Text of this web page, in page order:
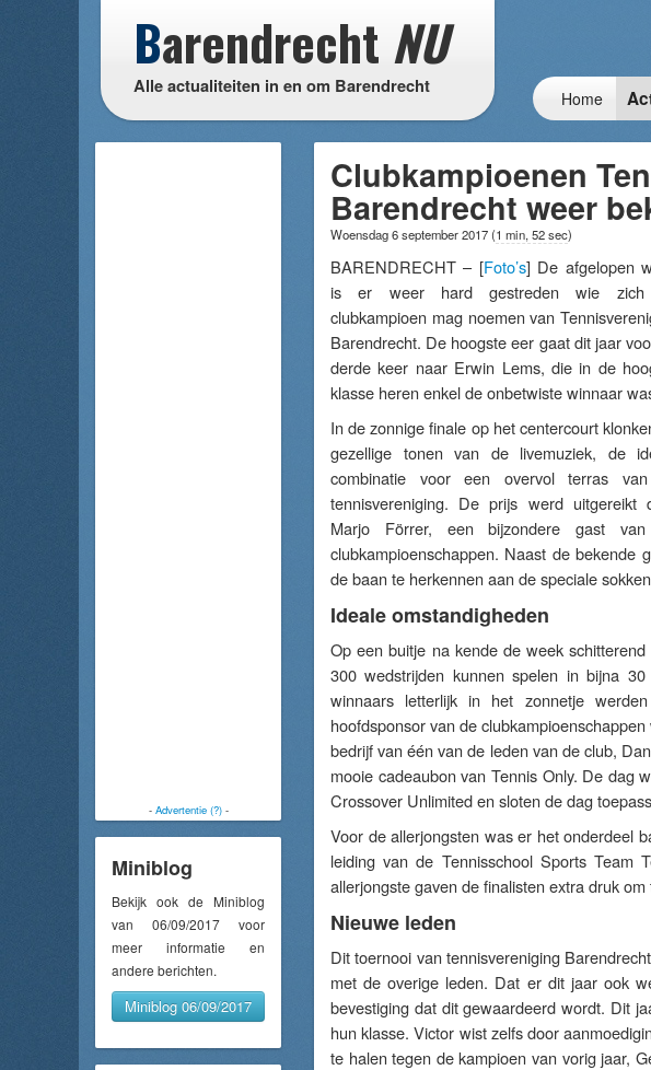
Barendrecht NU
Alle actualiteiten in en om Barendrecht
Home
- Advertentie (?)-
Miniblog
Bekijk ook de Miniblog
van 06/09/2017 voor
meer informatie en
andere berichten.
Miniblog 06/09/2017
Clubkampioenen
Barendrecht weer
Woensdag 6 september 2017(1 min, 52 sec)
BARENDRECHT – [Foto’s] De afgelopen
is er weer hard gestreden wie
clubkampioen mag noemen van
Barendrecht. De hoogste eer gaat dit jaar
derde keer naar Erwin Lems, die in de
klasse heren enkel de onbetwiste winnaar
In de zonnige finale op het centercourt
gezellige tonen van de livemuziek, de
combinatie voor een overvol terras
tennisvereniging. De prijs werd uitgereikt
Marjo Förrer, een bijzondere gast
clubkampioenschappen. Naast de bekende
de baan te herkennen aan de speciale
Ideale omstandigheden
Op een buitje na kende de week
300 wedstrijden kunnen spelen in bijna
winnaars letterlijk in het zonnetje
hoofdsponsor van de
bedrijf van één van de leden van de club,
mooie cadeaubon van Tennis Only. De dag
Crossover Unlimited en sloten de dag
Voor de allerjongsten was er het onderdeel
leiding van de Tennisschool Sports
allerjongste gaven de finalisten extra druk
Nieuwe leden
Dit toernooi van tennisvereniging
met de overige leden. Dat er dit jaar ook
bevestiging dat dit gewaardeerd wordt. Dit
hun klasse. Victor wist zelfs door
te halen tegen de kampioen van vorig jaar,